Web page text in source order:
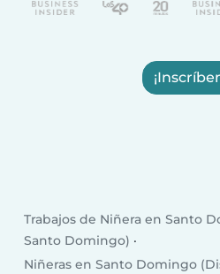
Trabajos de Niñera en Santo
Santo Domingo)
Niñeras en Santo Domingo